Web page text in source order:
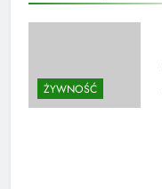
ŻYWNOŚĆ